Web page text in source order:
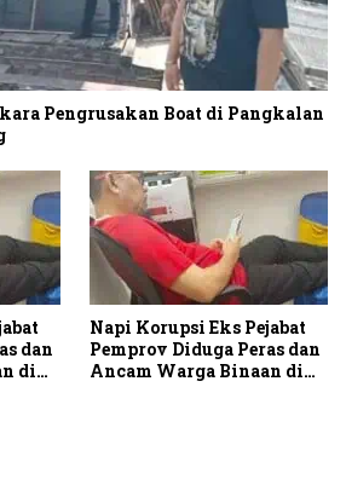
Pengrusakan Boat di Pangkalan
dan
di
Napi Korupsi Eks Pejabat
Pemprov Diduga Peras dan
Ancam Warga Binaan di